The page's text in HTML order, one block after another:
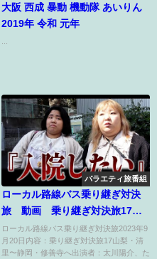
大阪 西成 暴動 機動隊 あいりん
2019年 令和 元年
バラエティ旅番組
ローカル路線バス乗り継ぎ対決
旅 動画 乗り継ぎ対決旅17 9
月20日
ローカル路線バス乗り継ぎ対決旅2023年9
月20日内容：乗り継ぎ対決旅17山梨・清
里〜静岡・修善寺へ出演者：太川陽介、た